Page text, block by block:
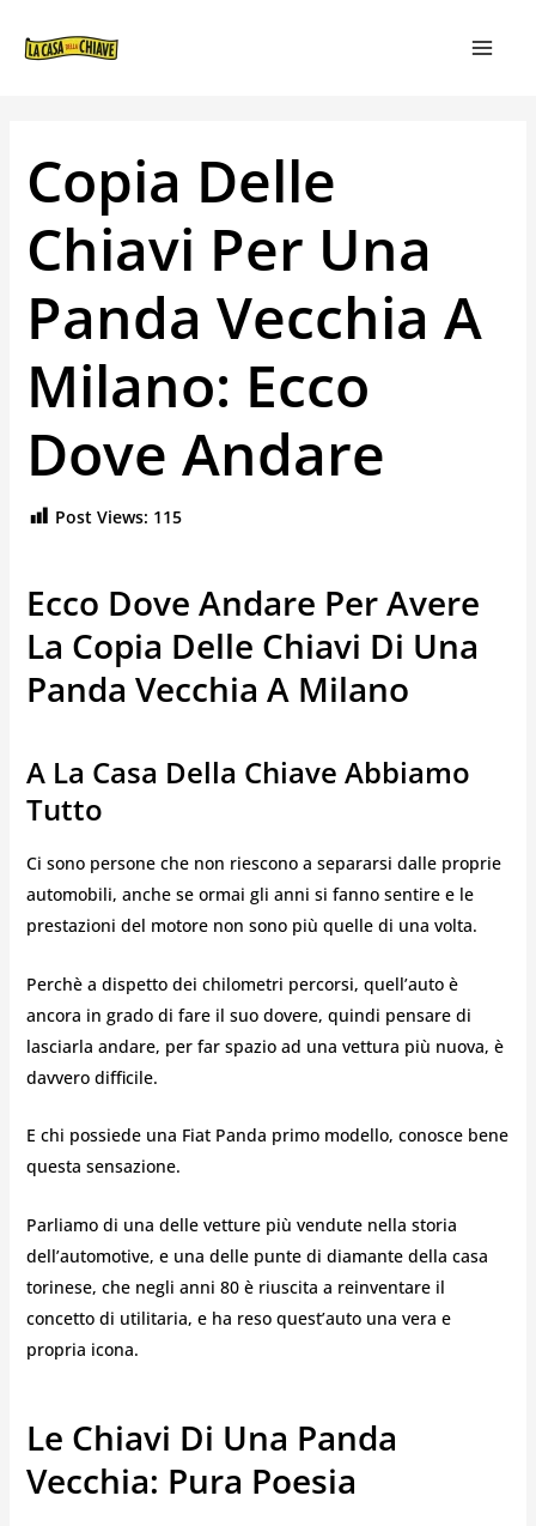
Copia Delle
Chiavi Per Una
Panda Vecchia A
Milano: Ecco
Dove Andare
Post Views: 115
Ecco Dove Andare Per Avere
La Copia Delle Chiavi Di Una
Panda Vecchia A Milano
A La Casa Della Chiave Abbiamo
Tutto
Ci sono persone che non riescono a separarsi dalle proprie
automobili, anche se ormai gli anni si fanno sentire e le
prestazioni del motore non sono più quelle di una volta.
Perchè a dispetto dei chilometri percorsi, quell’auto è
ancora in grado di fare il suo dovere, quindi pensare di
lasciarla andare, per far spazio ad una vettura più nuova, è
davvero difficile.
E chi possiede una Fiat Panda primo modello, conosce bene
questa sensazione.
Parliamo di una delle vetture più vendute nella storia
dell’automotive, e una delle punte di diamante della casa
torinese, che negli anni 80 è riuscita a reinventare il
concetto di utilitaria, e ha reso quest’auto una vera e
propria icona.
Le Chiavi Di Una Panda
Vecchia: Pura Poesia
ARTICOLI